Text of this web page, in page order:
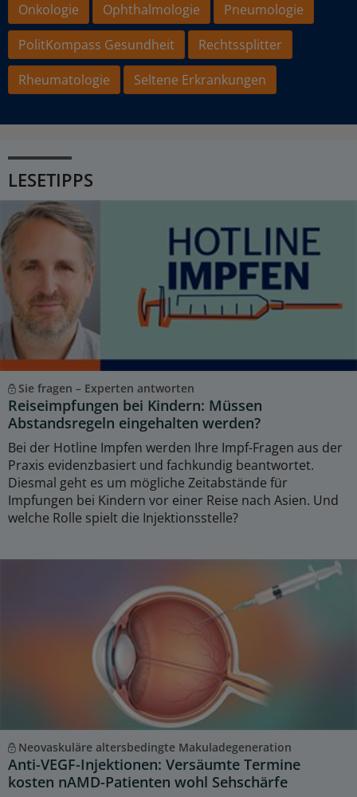
Onkologie
Ophthalmologie
Pneumologie
PolitKompass Gesundheit
Rechtssplitter
Rheumatologie
Seltene Erkrankungen
LESETIPPS
Sie fragen – Experten antworten
Reiseimpfungen bei Kindern: Müssen
Abstandsregeln eingehalten werden?
Bei der Hotline Impfen werden Ihre Impf-Fragen aus der
Praxis evidenzbasiert und fachkundig beantwortet.
Diesmal geht es um mögliche Zeitabstände für
Impfungen bei Kindern vor einer Reise nach Asien. Und
welche Rolle spielt die Injektionsstelle?
Neovaskuläre altersbedingte Makuladegeneration
Anti-VEGF-Injektionen: Versäumte Termine
kosten nAMD-Patienten wohl Sehschärfe